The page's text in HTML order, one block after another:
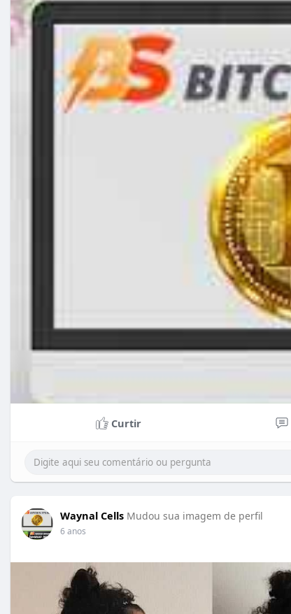
Curtir
Waynal Cells Mudou sua imagem de perfil
6 anos